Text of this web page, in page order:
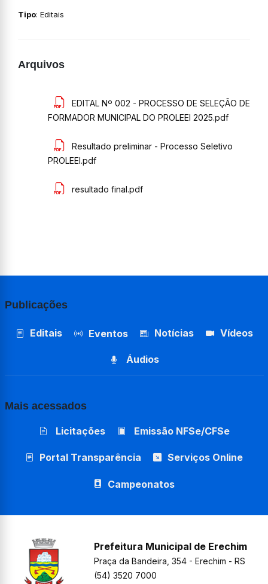
Tipo: Editais
Arquivos
EDITAL Nº 002 - PROCESSO DE SELEÇÃO DE
FORMADOR MUNICIPAL DO PROLEEI 2025.pdf
Resultado preliminar - Processo Seletivo
PROLEEI.pdf
resultado final.pdf
Publicações
Editais Eventos Notícias Vídeos
Áudios
Mais acessados
Licitações Emissão NFSe/CFSe
Portal Transparência Serviços Online
Campeonatos
Prefeitura Municipal de Erechim
Praça da Bandeira, 354 - Erechim - RS
(54) 3520 7000